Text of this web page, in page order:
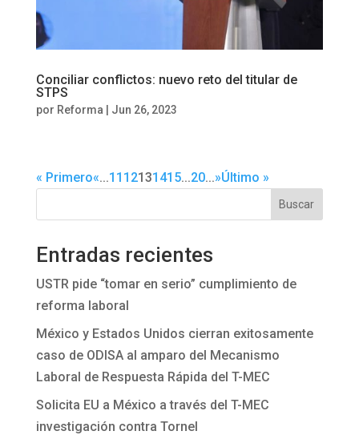
Conciliar conflictos: nuevo reto del titular de
STPS
por Reforma Jun 26, 2023
« Primero«...11 12131415...20...»Último »
Buscar
Entradas recientes
USTR pide “tomar en serio” cumplimiento de
reforma laboral
México y Estados Unidos cierran exitosamente
caso de ODISA al amparo del Mecanismo
Laboral de Respuesta Rápida del T-MEC
Solicita EU a México a través del T-MEC
investigación contra Tornel